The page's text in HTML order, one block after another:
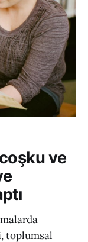
ve
toplumsal